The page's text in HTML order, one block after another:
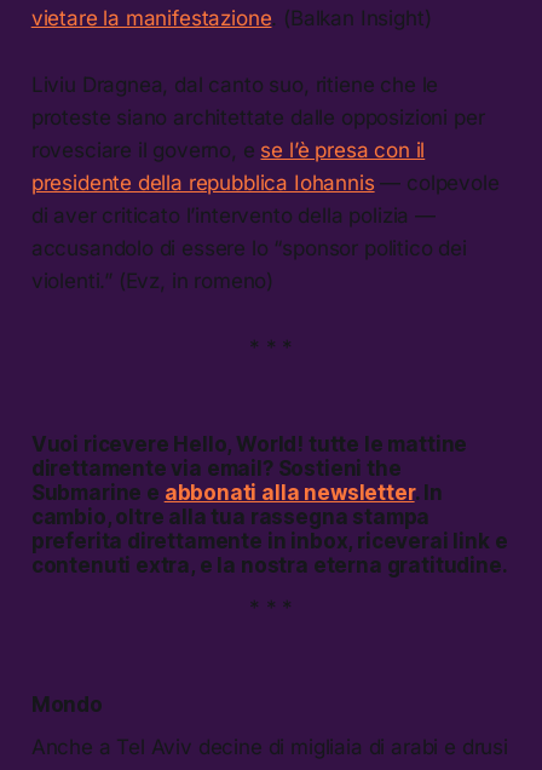
vietare la manifestazione. (Balkan Insight)
Liviu Dragnea, dal canto suo, ritiene che le
proteste siano architettate dalle opposizioni per
rovesciare il governo, e se l’è presa con il
presidente della repubblica Iohannis — colpevole
di aver criticato l’intervento della polizia —
accusandolo di essere lo “sponsor politico dei
violenti.” (Evz, in romeno)
* * *
Vuoi ricevere Hello, World! tutte le mattine
direttamente via email? Sostieni the
Submarine e abbonati alla newsletter. In
cambio, oltre alla tua rassegna stampa
preferita direttamente in inbox, riceverai link e
contenuti extra, e la nostra eterna gratitudine.
* * *
Mondo
Anche a Tel Aviv decine di migliaia di arabi e drusi